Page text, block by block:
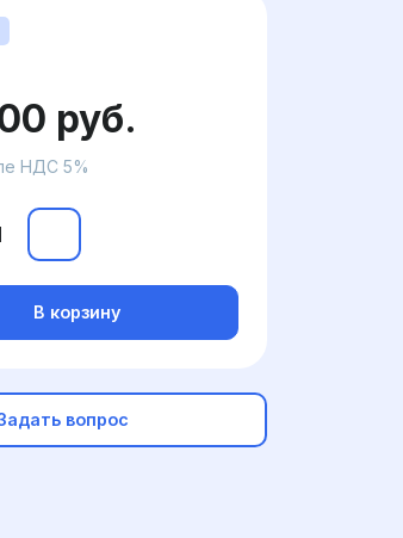
руб.
НДС 5%
В корзину
вопрос